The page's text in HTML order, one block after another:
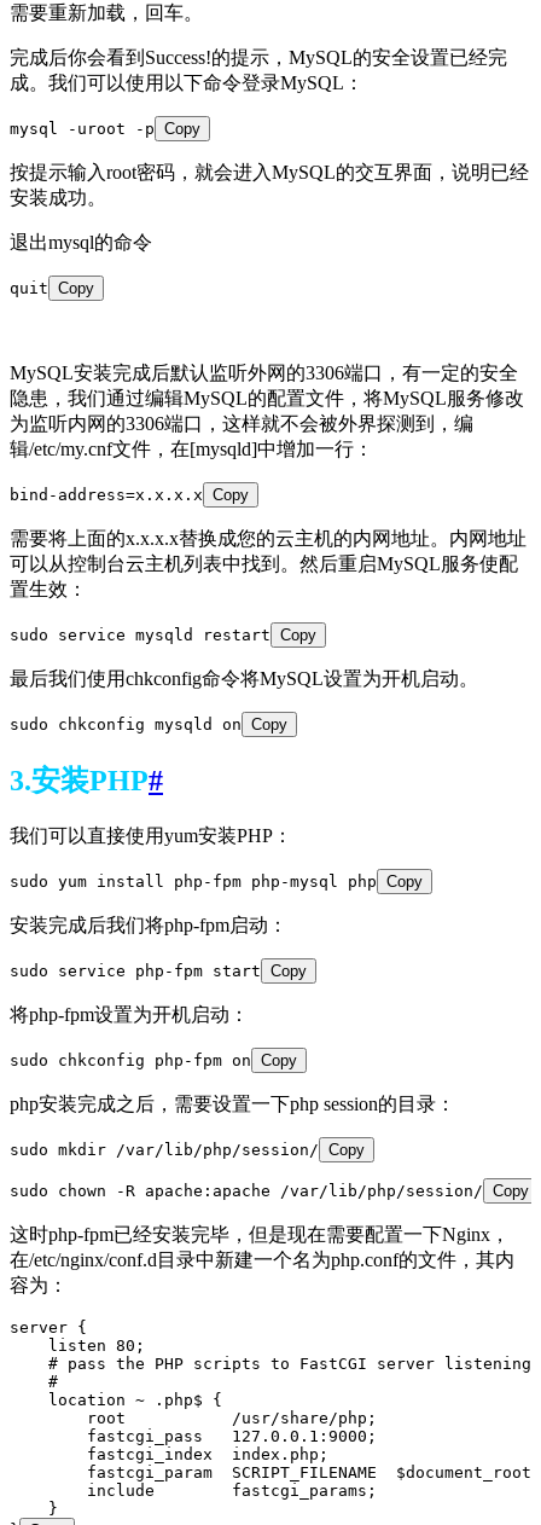
需要重新加载，回车。
完成后你会看到Success!的提示，MySQL的安全设置已经完
成。我们可以使用以下命令登录MySQL：
mysql -uroot -p Copy
按提示输入root密码，就会进入MySQL的交互界面，说明已经
安装成功。
退出mysql的命令
quit Copy
MySQL安装完成后默认监听外网的3306端口，有一定的安全
隐患，我们通过编辑MySQL的配置文件，将MySQL服务修改
为监听内网的3306端口，这样就不会被外界探测到，编
辑/etc/my.cnf文件，在[mysqld]中增加一行：
bind-address=x.x.x.x Copy
需要将上面的x.x.x.x替换成您的云主机的内网地址。内网地址
可以从控制台云主机列表中找到。然后重启MySQL服务使配
置生效：
sudo service mysqld restart Copy
最后我们使用chkconfig命令将MySQL设置为开机启动。
sudo chkconfig mysqld on Copy
3.安装PHP#
我们可以直接使用yum安装PHP：
sudo yum install php-fpm php-mysql php Copy
安装完成后我们将php-fpm启动：
sudo service php-fpm start Copy
将php-fpm设置为开机启动：
sudo chkconfig php-fpm on Copy
php安装完成之后，需要设置一下php session的目录：
sudo mkdir /var/lib/php/session/ Copy
sudo chown -R apache:apache /var/lib/php/session/ Copy
这时php-fpm已经安装完毕，但是现在需要配置一下Nginx，
在/etc/nginx/conf.d目录中新建一个名为php.conf的文件，其内
容为：
server {
    listen 80;
# pass the PHP scripts to FastCGI server listening
    #
    location ~ .php$ {
        root           /usr/share/php;
        fastcgi_pass   127.0.0.1:9000;
        fastcgi_index  index.php;
fastcgi_param  SCRIPT_FILENAME
        include        fastcgi_params;
    }